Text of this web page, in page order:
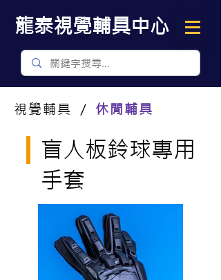
​龍泰視覺輔具中心
視覺輔具 ／ 休閒輔具
盲人板鈴球專用
手套